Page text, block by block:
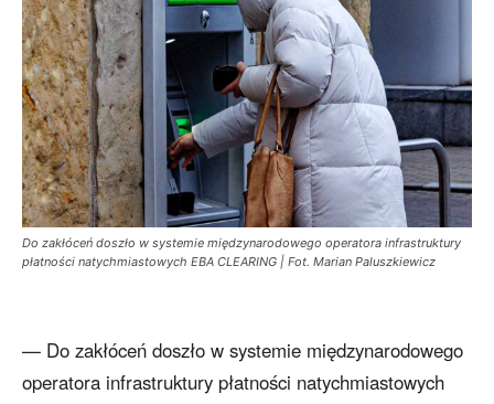
Do zakłóceń doszło w systemie międzynarodowego operatora infrastruktury
płatności natychmiastowych EBA CLEARING | Fot. Marian Paluszkiewicz
— Do zakłóceń doszło w systemie międzynarodowego
operatora infrastruktury płatności natychmiastowych